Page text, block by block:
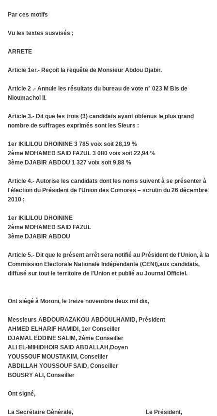
Par ces motifs
Vu les textes susvisés ;
ARRETE
Article 1er.- Reçoit la requête de Monsieur Abdou Djabir.
Article 2 .- Annule les résultats du bureau de vote n° 023 M Bis de
Nioumachoi II.
Article 3.- Dit que les trois (3) candidats ayant obtenus le plus grand
nombre de suffrages exprimés sont les Sieurs :
1er IKILILOU DHOININE 3 785 voix soit 28,19 %
2ème MOHAMED SAID FAZUL 3 080 voix soit 22,94 %
3ème DJABIR ABDOU 1 327 voix soit 9,88 %
Article 4.- Autorise les candidats dont les noms suivent à se présenter à
l'élection du Président de l'Union des Comores – scrutin du 26 décembre
2010 ;
1er IKILILOU DHOININE
2ème MOHAMED SAID FAZUL
3ème DJABIR ABDOU
Article 5.- Dit que le présent arrêt sera notifié au Président de l'Union, à la
Commission Electorale Nationale Indépendante (CENI),aux candidats,
diffusé sur tout le territoire de l'Union et publié au Journal Officiel.
Ont siégé à Moroni, le treize novembre deux mil dix,
Messieurs ABDOURAZAKOU ABDOULHAMID, Président
AHMED ELHARIF HAMIDI, 1er Conseiller
DJAMAL EDDINE SALIM, 2ème Conseiller
ALI EL-MIHIDHOIR SAID ABDALLAH,Doyen
YOUSSOUF MOUSTAKIM, Conseiller
ABDILLAH YOUSSOUF SAID, Conseiller
BOUSRY ALI, Conseiller
Ont signé,
La Secrétaire Générale, Le Président,